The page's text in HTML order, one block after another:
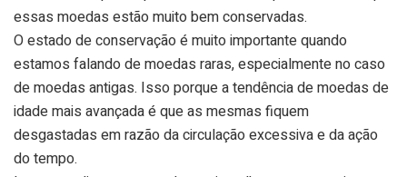
essas moedas estão muito bem conservadas.
O estado de conservação é muito importante quando
estamos falando de moedas raras, especialmente no caso
de moedas antigas. Isso porque a tendência de moedas de
idade mais avançada é que as mesmas fiquem
desgastadas em razão da circulação excessiva e da ação
do tempo.